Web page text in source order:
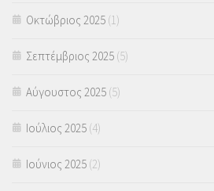
Οκτώβριος 2025 (1)
Σεπτέμβριος 2025 (5)
Αύγουστος 2025 (5)
Ιούλιος 2025 (4)
Ιούνιος 2025 (2)